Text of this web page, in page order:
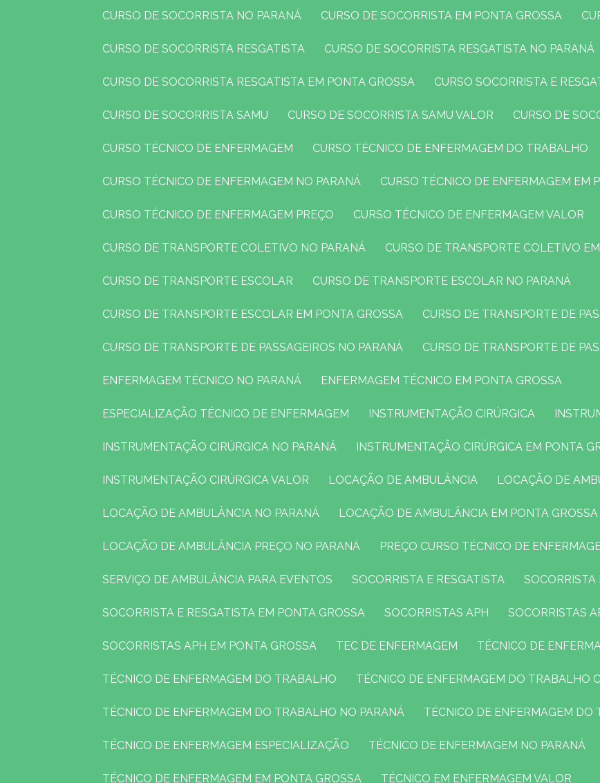
CURSO DE SOCORRISTA NO PARANÁ CURSO DE SOCORRISTA EM PONTA GROSSA
CURSO DE SOCORRISTA RESGATISTA CURSO DE SOCORRISTA RESGATISTA NO PARANÁ
CURSO DE SOCORRISTA RESGATISTA EM PONTA GROSSA CURSO SOCORRISTA E
CURSO DE SOCORRISTA SAMU CURSO DE SOCORRISTA SAMU VALOR CURSO DE
CURSO TÉCNICO DE ENFERMAGEM CURSO TÉCNICO DE ENFERMAGEM DO TRABALHO
CURSO TÉCNICO DE ENFERMAGEM NO PARANÁ CURSO TÉCNICO DE ENFERMAGEM EM
CURSO TÉCNICO DE ENFERMAGEM PREÇO CURSO TÉCNICO DE ENFERMAGEM VALOR
CURSO DE TRANSPORTE COLETIVO NO PARANÁ CURSO DE TRANSPORTE COLETIVO
CURSO DE TRANSPORTE ESCOLAR CURSO DE TRANSPORTE ESCOLAR NO PARANÁ
CURSO DE TRANSPORTE ESCOLAR EM PONTA GROSSA CURSO DE TRANSPORTE DE
CURSO DE TRANSPORTE DE PASSAGEIROS NO PARANÁ CURSO DE TRANSPORTE DE
ENFERMAGEM TÉCNICO NO PARANÁ ENFERMAGEM TÉCNICO EM PONTA GROSSA
ESPECIALIZAÇÃO TÉCNICO DE ENFERMAGEM INSTRUMENTAÇÃO CIRÚRGICA
INSTRUMENTAÇÃO CIRÚRGICA NO PARANÁ INSTRUMENTAÇÃO CIRÚRGICA EM PONTA
INSTRUMENTAÇÃO CIRÚRGICA VALOR LOCAÇÃO DE AMBULÂNCIA LOCAÇÃO DE
LOCAÇÃO DE AMBULÂNCIA NO PARANÁ LOCAÇÃO DE AMBULÂNCIA EM PONTA GROSSA
LOCAÇÃO DE AMBULÂNCIA PREÇO NO PARANÁ PREÇO CURSO TÉCNICO DE
SERVIÇO DE AMBULÂNCIA PARA EVENTOS SOCORRISTA E RESGATISTA
SOCORRISTA E RESGATISTA EM PONTA GROSSA SOCORRISTAS APH SOCORRISTAS
SOCORRISTAS APH EM PONTA GROSSA TEC DE ENFERMAGEM TÉCNICO DE
TÉCNICO DE ENFERMAGEM DO TRABALHO TÉCNICO DE ENFERMAGEM DO TRABALHO
TÉCNICO DE ENFERMAGEM DO TRABALHO NO PARANÁ TÉCNICO DE ENFERMAGEM
TÉCNICO DE ENFERMAGEM ESPECIALIZAÇÃO TÉCNICO DE ENFERMAGEM NO PARANÁ
TÉCNICO DE ENFERMAGEM EM PONTA GROSSA TÉCNICO EM ENFERMAGEM VALOR